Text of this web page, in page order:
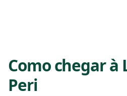
Como chegar à
Peri